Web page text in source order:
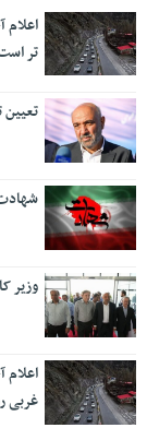
تر
وزیر
غربی